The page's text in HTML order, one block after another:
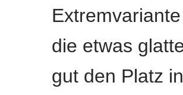
die etwas
gut den Platz